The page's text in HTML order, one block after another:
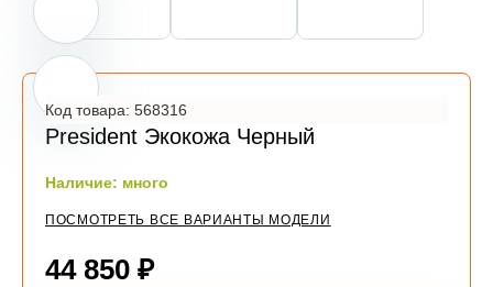
(шоу-рум закрыт)
info@everprof-shop.ru
whatsapp/telegramm
Код товара: 568316
President Экокожа Черный
Наличие: много
ПОСМОТРЕТЬ ВСЕ ВАРИАНТЫ МОДЕЛИ
44 850 ₽